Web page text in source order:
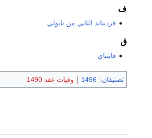
ف
فرديناند الثاني من ناپولي
ق
قايتباي
تصنيفان:
1496 وفيات عقد 1490